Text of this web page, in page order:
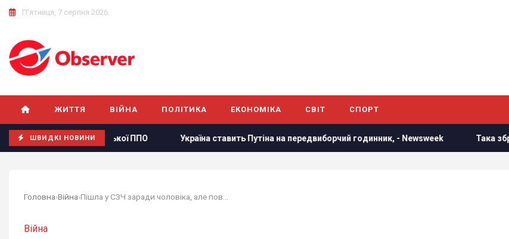
П'ятниця, 7 серпня 2026
ЖИТТЯ ВІЙНА ПОЛІТИКА ЕКОНОМІКА СВІТ СПОРТ
ШВИДКІ НОВИНИ
ППО Україна ставить Путіна на передвиборчий годинник, - Newsweek Така зброя є лише у кількох
Головна›Війна›
Війна